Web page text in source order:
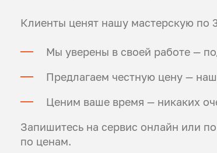
Клиенты ценят нашу мастерскую по
Мы уверены в своей работе —
Предлагаем честную цену —
Ценим ваше время — никаких
Запишитесь на сервис онлайн или
по ценам.